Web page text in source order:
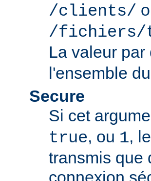
/clients/
/fichiers/
La valeur
l'ensemble
Secure
Si cet
true, ou 1,
transmis que
connexion